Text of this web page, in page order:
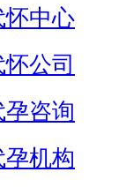
怀中心
公司
咨询
机构